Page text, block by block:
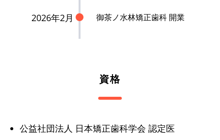
2026年2月 御茶ノ水林矯正歯科 開業
資格
公益社団法人 日本矯正歯科学会 認定医